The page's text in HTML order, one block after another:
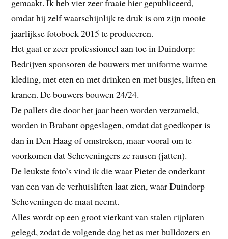
gemaakt. Ik heb vier zeer fraaie hier gepubliceerd,
omdat hij zelf waarschijnlijk te druk is om zijn mooie
jaarlijkse fotoboek 2015 te produceren.
Het gaat er zeer professioneel aan toe in Duindorp:
Bedrijven sponsoren de bouwers met uniforme warme
kleding, met eten en met drinken en met busjes, liften en
kranen. De bouwers bouwen 24/24.
De pallets die door het jaar heen worden verzameld,
worden in Brabant opgeslagen, omdat dat goedkoper is
dan in Den Haag of omstreken, maar vooral om te
voorkomen dat Scheveningers ze rausen (jatten).
De leukste foto’s vind ik die waar Pieter de onderkant
van een van de verhuisliften laat zien, waar Duindorp
Scheveningen de maat neemt.
Alles wordt op een groot vierkant van stalen rijplaten
gelegd, zodat de volgende dag het as met bulldozers en